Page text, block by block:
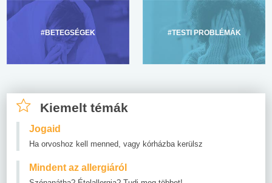
#BETEGSÉGEK #TESTI PROBLÉMÁK
Kiemelt témák
Jogaid
Ha orvoshoz kell menned, vagy kórházba kerülsz
Mindent az allergiáról